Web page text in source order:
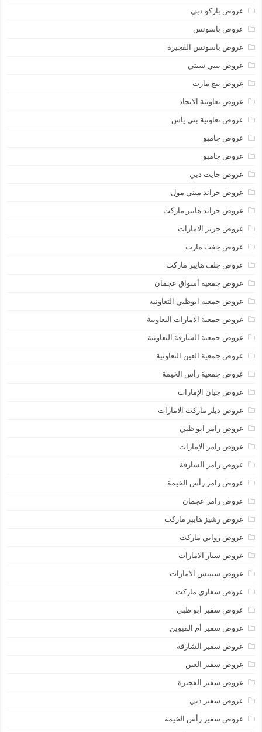
عروض باركو دبي
عروض باسونس
عروض باسونس الفجيرة
عروض بيبي سيتي
عروض بيج مارت
عروض تعاونية الاتحاد
عروض تعاونية بني ياس
عروض جامبو
عروض جامبو
عروض جايت دبي
عروض جراند ميني مول
عروض جراند هايبر ماركت
عروض جرير الامارات
عروض جفت مارت
عروض جلف هايبر ماركت
عروض جمعية أسواق عجمان
عروض جمعية ابوظبي التعاونية
عروض جمعية الامارات التعاونية
عروض جمعية الشارقة التعاونية
عروض جمعية العين التعاونية
عروض جمعية رأس الخيمة
عروض جيان الإمارات
عروض ديلز ماركت الامارات
عروض رامز ابو ظبي
عروض رامز الإمارات
عروض رامز الشارقة
عروض رامز رأس الخيمة
عروض رامز عجمان
عروض رشيز هايبر ماركت
عروض روابي ماركت
عروض سبار الامارات
عروض سبينس الامارات
عروض سفاري ماركت
عروض سفير أبو ظبي
عروض سفير أم القيوين
عروض سفير الشارقة
عروض سفير العين
عروض سفير الفجيرة
عروض سفير دبي
عروض سفير رأس الخيمة